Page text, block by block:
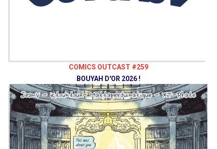
COMICS OUTCAST #259
BOUYAH D'OR 2026 !